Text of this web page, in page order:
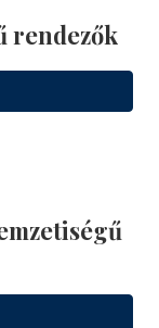
rendezők